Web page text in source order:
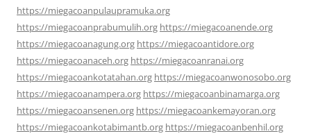
https://miegacoanpulaupramuka.org
https://miegacoanprabumulih.org https://miegacoanende.org
https://miegacoanagung.org https://miegacoantidore.org
https://miegacoanaceh.org https://miegacoanranai.org
https://miegacoankotatahan.org https://miegacoanwonosobo.org
https://miegacoanampera.org https://miegacoanbinamarga.org
https://miegacoansenen.org https://miegacoankemayoran.org
https://miegacoankotabimantb.org https://miegacoanbenhil.org